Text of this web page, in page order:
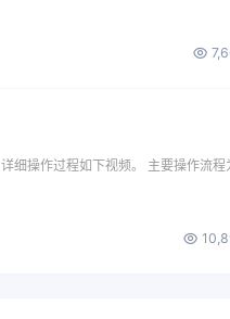
细操作过程如下视频。 主要操作流程